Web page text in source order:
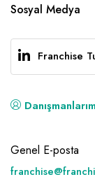
Sosyal Medya
Franchise
Genel E-posta